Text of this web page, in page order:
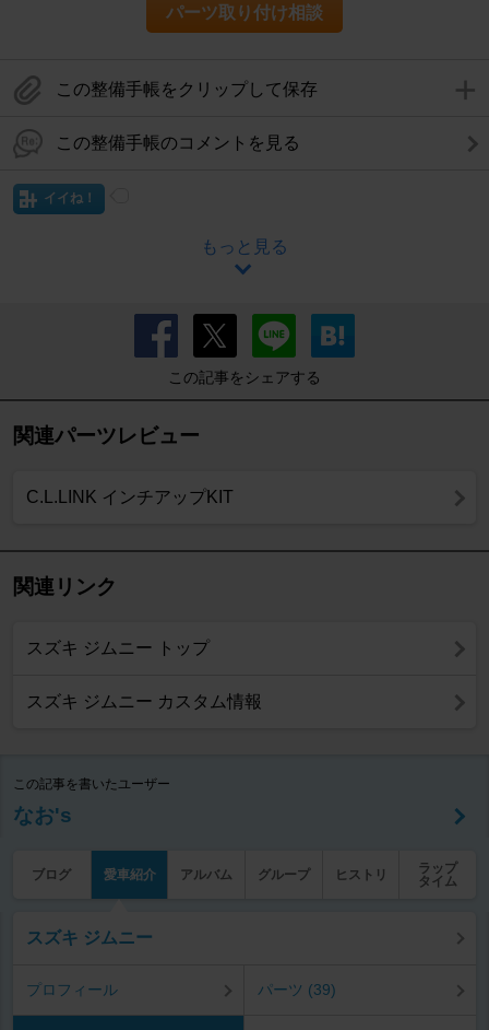
パーツ取り付け相談
この整備手帳をクリップして保存
この整備手帳のコメントを見る
イイね！
もっと見る
この記事をシェアする
関連パーツレビュー
C.L.LINK インチアップKIT
関連リンク
スズキ ジムニー トップ
スズキ ジムニー カスタム情報
この記事を書いたユーザー
なお's
ブログ 愛車紹介 アルバム グループ ヒストリ
ラップ
タイム
スズキ ジムニー
プロフィール パーツ (39)